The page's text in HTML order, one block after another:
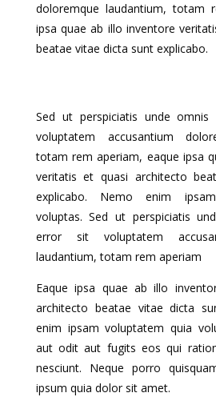
doloremque laudantium, totam
ipsa quae ab illo inventore
beatae vitae dicta sunt explicabo.
Sed ut perspiciatis unde
voluptatem accusantium
totam rem aperiam, eaque ipsa
veritatis et quasi architecto
explicabo. Nemo enim
voluptas. Sed ut perspiciatis
error sit voluptatem
laudantium, totam rem aperiam
Eaque ipsa quae ab illo
architecto beatae vitae dicta
enim ipsam voluptatem quia
aut odit aut fugits eos qui
nesciunt. Neque porro
ipsum quia dolor sit amet.